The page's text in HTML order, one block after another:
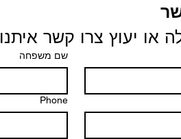
או יעוץ צרו קשר איתנו
שם משפחה
Phone